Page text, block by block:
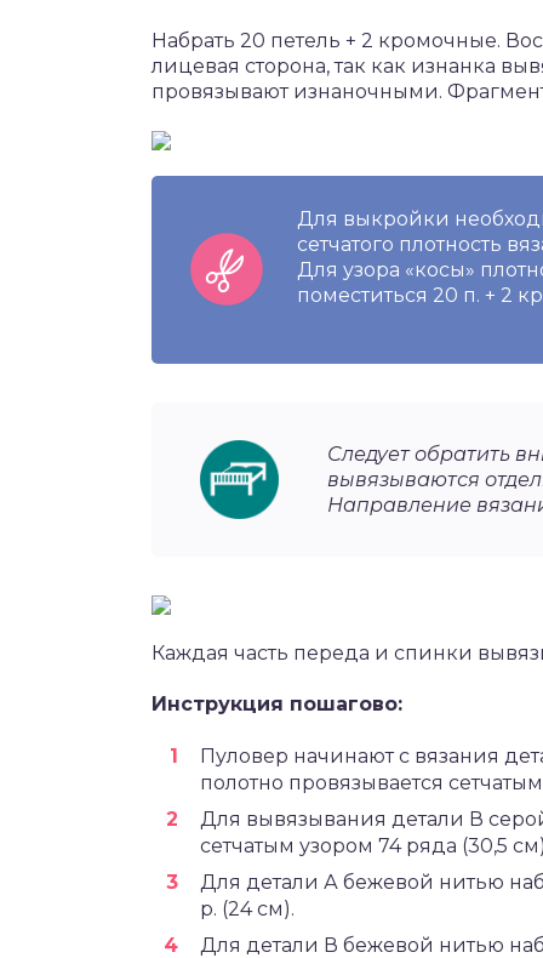
Набрать 20 петель + 2 кромочные.
лицевая сторона, так как изнанка
провязывают изнаночными.
Для выкройки
сетчатого плотность
Для узора «косы»
поместиться 20 п. + 2
Следует обратить
вывязываются
Направление
Каждая часть переда и спинки
Инструкция пошагово:
Пуловер начинают с вязания
полотно провязывается
Для вывязывания детали В
сетчатым узором 74 ряда (30,5
Для детали А бежевой нитью
р. (24 см).
Для детали В бежевой нитью